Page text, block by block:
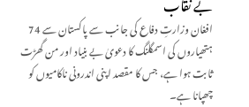
افغان وزارتِ دفاع کی جانب سے پاکستان سے 74
ہتھیاروں کی اسمگلنگ کا دعویٰ بے بنیاد اور من گھڑت
ثابت ہوا ہے، جس کا مقصد اپنی اندرونی ناکامیوں کو
چھپانا ہے۔